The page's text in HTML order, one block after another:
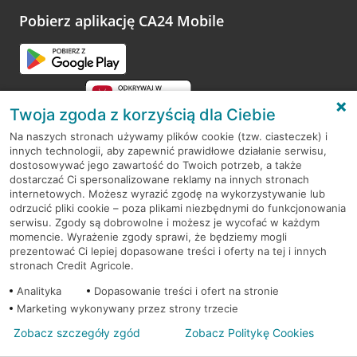
opinie.
Pobierz aplikację CA24 Mobile
RODO
Regulamin serwisu
Mapa serwisu
PolitykaCookies
© 2026 Credit Agricole Bank Polska S.A. Wszelkie prawa zastrzeżone
Twoja zgoda z korzyścią dla Ciebie
Na naszych stronach używamy plików cookie (tzw. ciasteczek) i
innych technologii, aby zapewnić prawidłowe działanie serwisu,
dostosowywać jego zawartość do Twoich potrzeb, a także
dostarczać Ci spersonalizowane reklamy na innych stronach
internetowych. Możesz wyrazić zgodę na wykorzystywanie lub
odrzucić pliki cookie – poza plikami niezbędnymi do funkcjonowania
serwisu. Zgody są dobrowolne i możesz je wycofać w każdym
momencie. Wyrażenie zgody sprawi, że będziemy mogli
prezentować Ci lepiej dopasowane treści i oferty na tej i innych
stronach Credit Agricole.
Analityka
Dopasowanie treści i ofert na stronie
Marketing wykonywany przez strony trzecie
Zobacz szczegóły zgód Zobacz Politykę Cookies